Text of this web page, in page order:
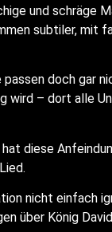
und schrä­ge
sub­ti­ler, mit
doch gar
wird – dort alle
die­se
nicht ein­fach
über König